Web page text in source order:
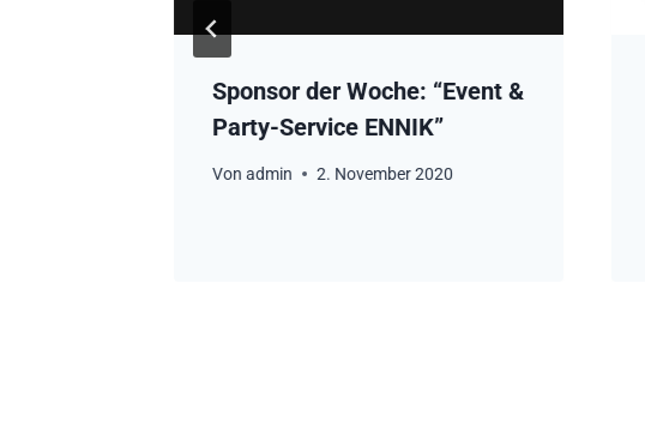
Sponsor der Woche: “Event &
Party-Service ENNIK”
Von admin 2. November 2020